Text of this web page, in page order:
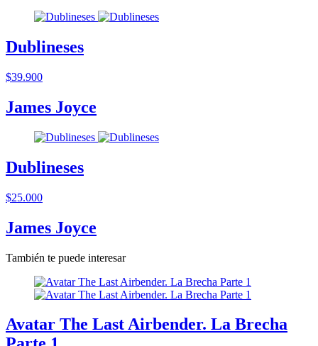
Dublineses
$39.900
James Joyce
Dublineses
$25.000
James Joyce
También te puede interesar
Avatar The Last Airbender. La Brecha